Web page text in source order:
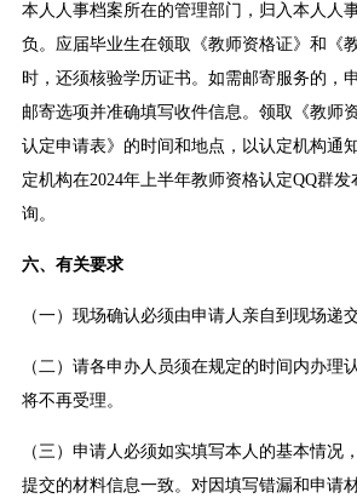
本人人事档案所在的管理部门，归入本人人
负。应届毕业生在领取《教师资格证》和《
时，还须核验学历证书。如需邮寄服务的，
邮寄选项并准确填写收件信息。领取《教师
认定申请表》的时间和地点，以认定机构通
定机构在2024年上半年教师资格认定QQ群
询。
六、有关要求
（一）现场确认必须由申请人亲自到现场递
（二）请各申办人员须在规定的时间内办理
将不再受理。
（三）申请人必须如实填写本人的基本情况
提交的材料信息一致。对因填写错漏和申请